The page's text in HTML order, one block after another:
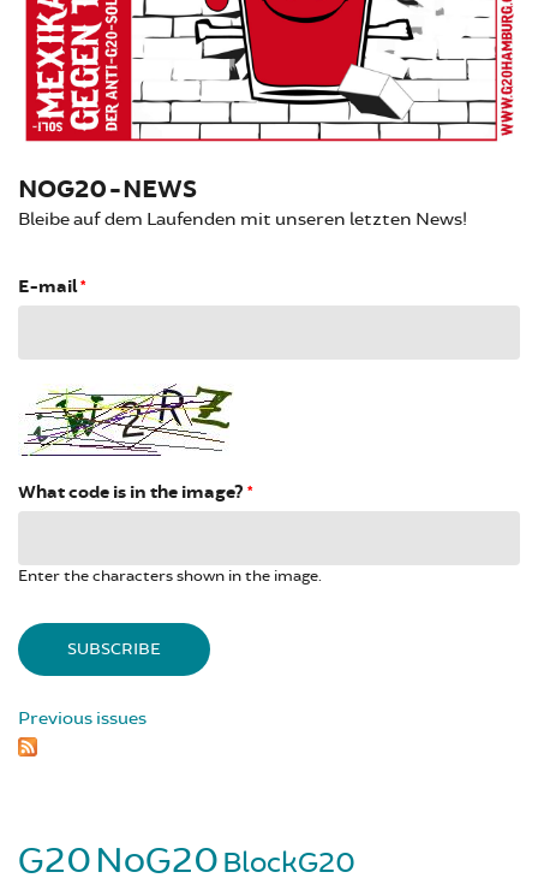
NOG20-NEWS
Bleibe auf dem Laufenden mit unseren letzten News!
E-mail*
What code is in the image? *
Enter the characters shown in the image.
Previous issues
G20NoG20 BlockG20